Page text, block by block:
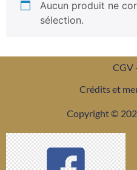
Aucun produit ne
sélection.
CGV
Crédits et
Copyright ©